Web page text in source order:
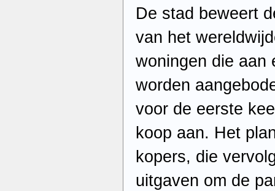
De stad beweert
van het
woningen die aan
worden
voor de eerste
koop aan. Het
kopers, die
uitgaven om de